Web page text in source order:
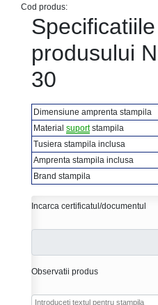
Cod produs:
Specificatiile
produsului
30
Dimensiune amprenta stampila
Material suportstampila
Tusiera stampila inclusa
Amprenta stampila inclusa
Brand stampila
Incarca certificatul/documentul
Observatii produs